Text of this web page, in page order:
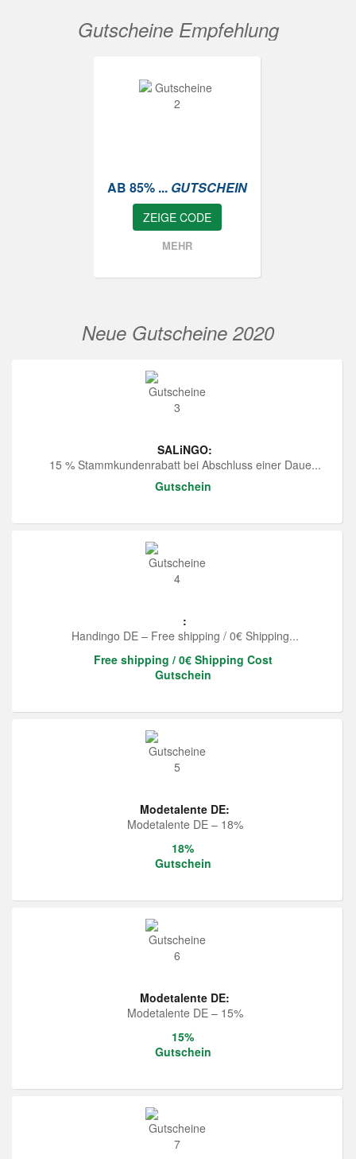
Gutscheine Empfehlung
AB 85% ... GUTSCHEIN
ZEIGE CODE
MEHR
Neue Gutscheine 2020
SALiNGO:
15 % Stammkundenrabatt bei Abschluss einer Daue...
Gutschein
:
Handingo DE – Free shipping / 0€ Shipping...
Free shipping / 0€ Shipping Cost
Gutschein
Modetalente DE:
Modetalente DE – 18%
18%
Gutschein
Modetalente DE:
Modetalente DE – 15%
15%
Gutschein